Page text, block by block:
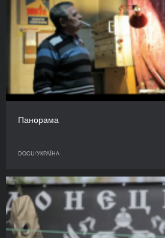
Панорама
DOCU/УКРАЇНА